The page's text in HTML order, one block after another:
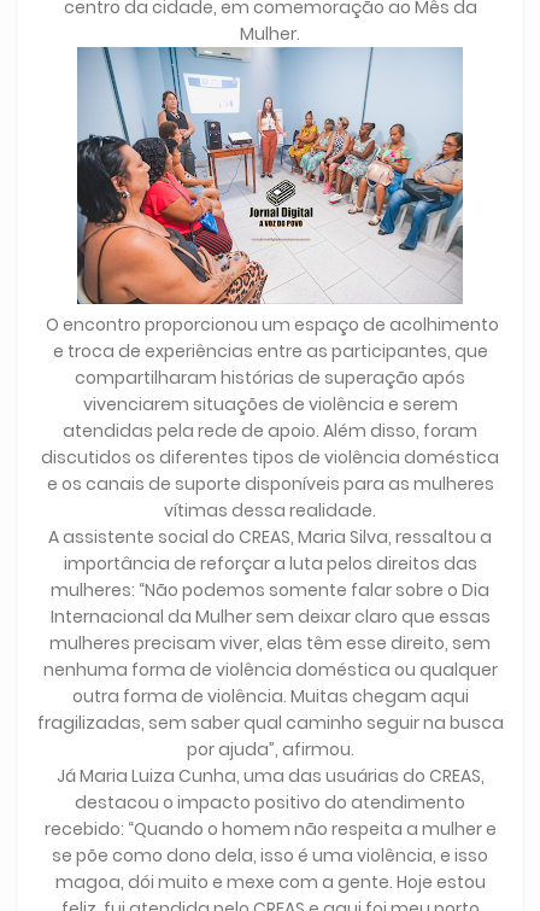
centro da cidade, em comemoração ao Mês da
Mulher.
O encontro proporcionou um espaço de acolhimento
e troca de experiências entre as participantes, que
compartilharam histórias de superação após
vivenciarem situações de violência e serem
atendidas pela rede de apoio. Além disso, foram
discutidos os diferentes tipos de violência doméstica
e os canais de suporte disponíveis para as mulheres
vítimas dessa realidade.
A assistente social do CREAS, Maria Silva, ressaltou a
importância de reforçar a luta pelos direitos das
mulheres: “Não podemos somente falar sobre o Dia
Internacional da Mulher sem deixar claro que essas
mulheres precisam viver, elas têm esse direito, sem
nenhuma forma de violência doméstica ou qualquer
outra forma de violência. Muitas chegam aqui
fragilizadas, sem saber qual caminho seguir na busca
por ajuda”, afirmou.
Já Maria Luiza Cunha, uma das usuárias do CREAS,
destacou o impacto positivo do atendimento
recebido: “Quando o homem não respeita a mulher e
se põe como dono dela, isso é uma violência, e isso
magoa, dói muito e mexe com a gente. Hoje estou